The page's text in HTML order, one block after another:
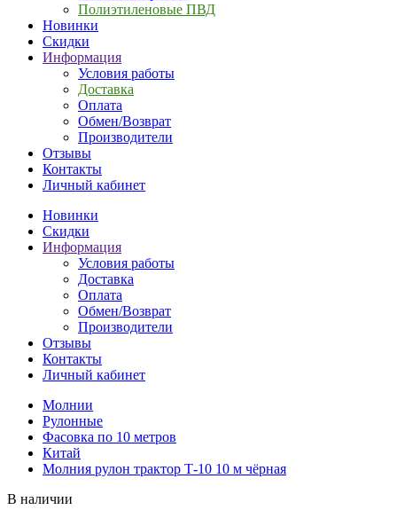
Полиэтиленовые ПВД
Новинки
Скидки
Информация
Условия работы
Доставка
Оплата
Обмен/Возврат
Производители
Отзывы
Контакты
Личный кабинет
Новинки
Скидки
Информация
Условия работы
Доставка
Оплата
Обмен/Возврат
Производители
Отзывы
Контакты
Личный кабинет
Молнии
Рулонные
Фасовка по 10 метров
Китай
Молния рулон трактор Т-10 10 м чёрная
В наличии